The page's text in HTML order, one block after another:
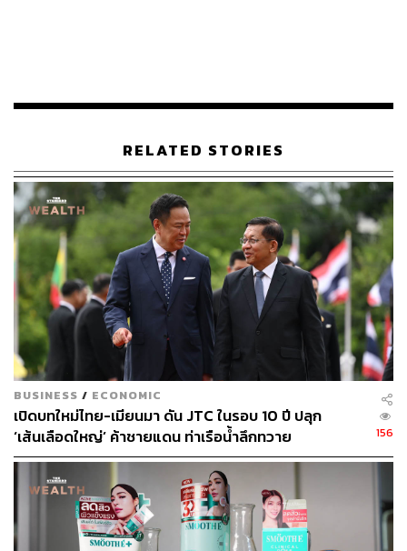
ขยายตลาดทั้งในประเทศและต่างประเทศ
รมว.พาณิชย์ชี้ว่า การผลักดัน Live Commerce ถือเป็นเครื่อง
มือสำคัญในการเชื่อมโยงเกษตรกรสู่ตลาดอย่างมี
ประสิทธิภาพ โดยเฉพาะในปีนี้ที่ผลผลิตเพิ่มขึ้นอย่างมีนัย
สำคัญ เราจึงต้องเร่งขยายทั้งตลาดในประเทศและต่าง
ประเทศควบคู่กันไป
“ขอเชิญชวนเหล่าครีเอเตอร์และผู้ค้าออนไลน์ที่สนใจ เข้ามา
มีส่วนร่วมในการจำหน่ายผลไม้ไทย ร่วมกันประชาสัมพันธ์
ทุเรียนไทยให้เป็นที่รู้จักในวงกว้าง ทั้งในกลุ่มผู้บริโภคชาว
ไทยและนักท่องเที่ยวต่างชาติ ภายใต้แนวคิด ‘Thailand: The
Land of Tropical Fruits’ เพื่อสร้างการรับรู้และกระตุ้นการ
บริโภคอย่างต่อเนื่อง ซึ่งจะช่วยสร้างรายได้ที่มั่นคงให้กับ
เกษตรกรไทยในระยะยาว” ศุภจีกล่าว
TAGS: เกษตรกร ทุเรียน
กระทรวงพาณิชย์
กรมการค้าภายใน
TikTok
สินค้าเกษตร
ศุภจี สุธรรมพันธุ์
การตลาดออนไลน์
TikTok Shop
ไลฟ์สดขายของ (Live Commerce)
RELATED STORIES
BUSINESS / ECONOMIC
เปิดบทใหม่ไทย-เมียนมา ดัน JTC ในรอบ 10 ปี ปลุก
‘เส้นเลือดใหญ่’ ค้าชายแดน ท่าเรือน้ำลึกทวาย
156